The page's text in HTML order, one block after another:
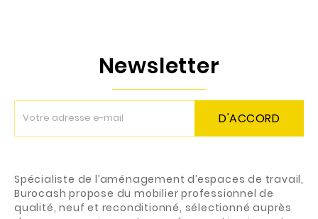
Newsletter
D'ACCORD
Spécialiste de l’aménagement d’espaces de travail,
Burocash propose du mobilier professionnel de
qualité, neuf et reconditionné, sélectionné auprès